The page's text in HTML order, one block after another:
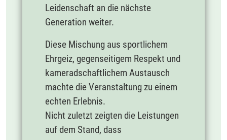
Leidenschaft an die nächste
Generation weiter.
Diese Mischung aus sportlichem
Ehrgeiz, gegenseitigem Respekt und
kameradschaftlichem Austausch
machte die Veranstaltung zu einem
echten Erlebnis.
Nicht zuletzt zeigten die Leistungen
auf dem Stand, dass